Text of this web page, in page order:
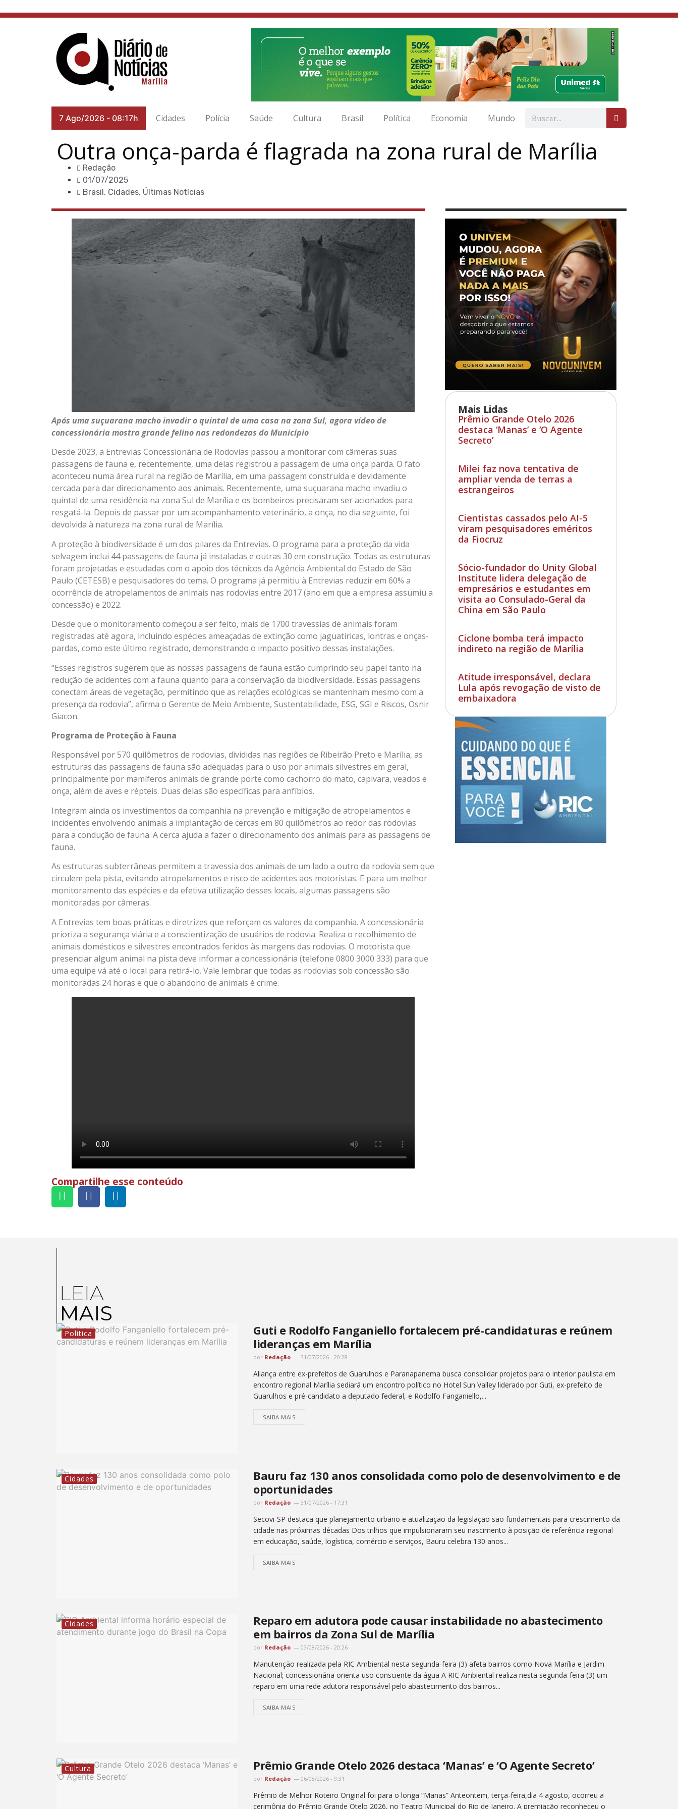
7 Ago/2026 - 08:17h Cidades Polícia Saúde Cultura Brasil Política Economia Mundo
Outra onça-parda é flagrada na zona rural de Marília
Redação
01/07/2025
Brasil, Cidades, Últimas Notícias
Mais Lidas
Prêmio Grande Otelo 2026
destaca ‘Manas’ e ‘O Agente
Secreto’
Milei faz nova tentativa de
ampliar venda de terras a
estrangeiros
Cientistas cassados pelo AI-5
viram pesquisadores eméritos
da Fiocruz
Sócio-fundador do Unity Global
Institute lidera delegação de
empresários e estudantes em
visita ao Consulado-Geral da
China em São Paulo
Ciclone bomba terá impacto
indireto na região de Marília
Atitude irresponsável, declara
Lula após revogação de visto de
embaixadora
Após uma suçuarana macho invadir o quintal de uma casa na zona Sul, agora vídeo de
concessionária mostra grande felino nas redondezas do Município
Desde 2023, a Entrevias Concessionária de Rodovias passou a monitorar com câmeras suas
passagens de fauna e, recentemente, uma delas registrou a passagem de uma onça parda. O fato
aconteceu numa área rural na região de Marília, em uma passagem construída e devidamente
cercada para dar direcionamento aos animais. Recentemente, uma suçuarana macho invadiu o
quintal de uma residência na zona Sul de Marília e os bombeiros precisaram ser acionados para
resgatá-la. Depois de passar por um acompanhamento veterinário, a onça, no dia seguinte, foi
devolvida à natureza na zona rural de Marília.
A proteção à biodiversidade é um dos pilares da Entrevias. O programa para a proteção da vida
selvagem inclui 44 passagens de fauna já instaladas e outras 30 em construção. Todas as estruturas
foram projetadas e estudadas com o apoio dos técnicos da Agência Ambiental do Estado de São
Paulo (CETESB) e pesquisadores do tema. O programa já permitiu à Entrevias reduzir em 60% a
ocorrência de atropelamentos de animais nas rodovias entre 2017 (ano em que a empresa assumiu a
concessão) e 2022.
Desde que o monitoramento começou a ser feito, mais de 1700 travessias de animais foram
registradas até agora, incluindo espécies ameaçadas de extinção como jaguatiricas, lontras e onças-
pardas, como este último registrado, demonstrando o impacto positivo dessas instalações.
“Esses registros sugerem que as nossas passagens de fauna estão cumprindo seu papel tanto na
redução de acidentes com a fauna quanto para a conservação da biodiversidade. Essas passagens
conectam áreas de vegetação, permitindo que as relações ecológicas se mantenham mesmo com a
presença da rodovia”, afirma o Gerente de Meio Ambiente, Sustentabilidade, ESG, SGI e Riscos, Osnir
Giacon.
Programa de Proteção à Fauna
Responsável por 570 quilômetros de rodovias, divididas nas regiões de Ribeirão Preto e Marília, as
estruturas das passagens de fauna são adequadas para o uso por animais silvestres em geral,
principalmente por mamíferos animais de grande porte como cachorro do mato, capivara, veados e
onça, além de aves e répteis. Duas delas são específicas para anfíbios.
Integram ainda os investimentos da companhia na prevenção e mitigação de atropelamentos e
incidentes envolvendo animais a implantação de cercas em 80 quilômetros ao redor das rodovias
para a condução de fauna. A cerca ajuda a fazer o direcionamento dos animais para as passagens de
fauna.
As estruturas subterrâneas permitem a travessia dos animais de um lado a outro da rodovia sem que
circulem pela pista, evitando atropelamentos e risco de acidentes aos motoristas. E para um melhor
monitoramento das espécies e da efetiva utilização desses locais, algumas passagens são
monitoradas por câmeras.
A Entrevias tem boas práticas e diretrizes que reforçam os valores da companhia. A concessionária
prioriza a segurança viária e a conscientização de usuários de rodovia. Realiza o recolhimento de
animais domésticos e silvestres encontrados feridos às margens das rodovias. O motorista que
presenciar algum animal na pista deve informar a concessionária (telefone 0800 3000 333) para que
uma equipe vá até o local para retirá-lo. Vale lembrar que todas as rodovias sob concessão são
monitoradas 24 horas e que o abandono de animais é crime.
Compartilhe esse conteúdo
LEIA
MAIS
Política
Guti e Rodolfo Fanganiello fortalecem pré-candidaturas e reúnem
lideranças em Marília
por Redação 31/07/2026 - 20:28
Aliança entre ex-prefeitos de Guarulhos e Paranapanema busca consolidar projetos para o interior paulista em
encontro regional Marília sediará um encontro político no Hotel Sun Valley liderado por Guti, ex-prefeito de
Guarulhos e pré-candidato a deputado federal, e Rodolfo Fanganiello,...
SAIBA MAIS
Cidades
Bauru faz 130 anos consolidada como polo de desenvolvimento e de
oportunidades
por Redação 31/07/2026 - 17:31
Secovi-SP destaca que planejamento urbano e atualização da legislação são fundamentais para crescimento da
cidade nas próximas décadas Dos trilhos que impulsionaram seu nascimento à posição de referência regional
em educação, saúde, logística, comércio e serviços, Bauru celebra 130 anos...
SAIBA MAIS
Cidades
Reparo em adutora pode causar instabilidade no abastecimento
em bairros da Zona Sul de Marília
por Redação 03/08/2026 - 20:26
Manutenção realizada pela RIC Ambiental nesta segunda-feira (3) afeta bairros como Nova Marília e Jardim
Nacional; concessionária orienta uso consciente da água A RIC Ambiental realiza nesta segunda-feira (3) um
reparo em uma rede adutora responsável pelo abastecimento dos bairros...
SAIBA MAIS
Cultura Prêmio Grande Otelo 2026 destaca ‘Manas’ e ‘O Agente Secreto’
por Redação 06/08/2026 - 9:31
Prêmio de Melhor Roteiro Original foi para o longa “Manas” Anteontem, terça-feira,dia 4 agosto, ocorreu a
cerimônia do Prêmio Grande Otelo 2026, no Teatro Municipal do Rio de Janeiro. A premiação reconheceu o